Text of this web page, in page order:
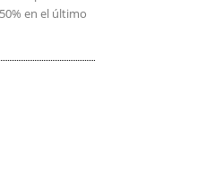
en el último